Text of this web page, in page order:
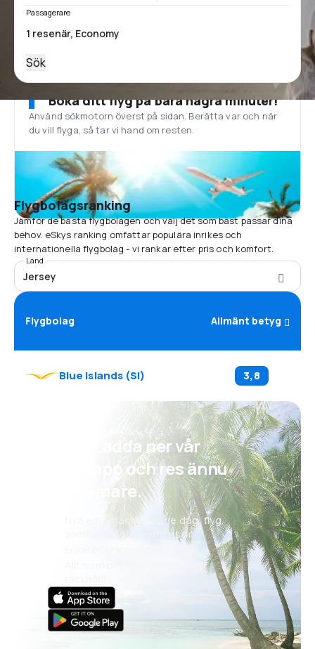
Passagerare
Sök
Boka ditt flyg på bara några minuter!
Använd sökmotorn överst på sidan. Berätta var och när
du vill flyga, så tar vi hand om resten.
Flygbolagsranking
Jämför de bästa flygbolagen och välj det som bäst passar dina
behov. eSkys ranking omfattar populära inrikes och
internationella flygbolag - vi rankar efter pris och komfort.
Land
Jersey
Flygbolag Allmänt betyg
Blue Islands(SI) 3,8
Psst! Ladda ner vår
eSky-app och res ännu
bekvämare.
Nya erbjudanden varje dag: flyg,
semestrar, weekendresor